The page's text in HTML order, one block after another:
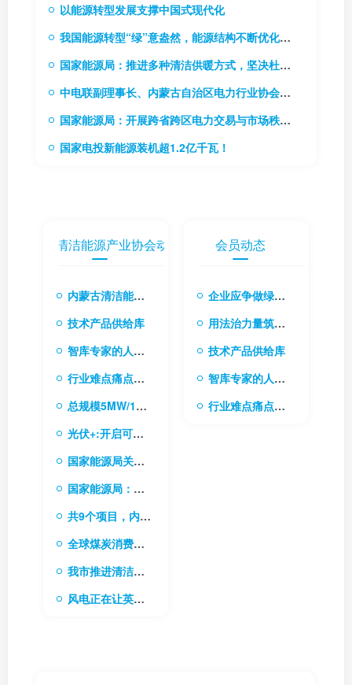
以能源转型发展支撑中国式现代化
我国能源转型“绿”意盎然，能源结构不断优化升级
国家能源局：推进多种清洁供暖方式，坚决杜绝“一刀切”
中电联副理事长、内蒙古自治区电力行业协会理事长贾振国率队到访协会
国家能源局：开展跨省跨区电力交易与市场秩序专项监管工作
国家电投新能源装机超1.2亿千瓦！
内蒙古清洁能源产业协会动态
内蒙古清洁能源产业协会会长张楠：融合国际经验与本土创新 共筑清洁能源转型新生态
技术产品供给库
智库专家的人才库
行业难点痛点的需求库
总规模5MW/10MWh 内蒙古电网首个电网侧独立储能电站成功并网
光伏+:开启可持续能源的无限可能
国家能源局关于做好新能源消纳工作 保障新能源高质量发展的通知
国家能源局：稳步有序推进“双碳”目标是今后一个时期能源高质量发展的根本任务
共9个项目，内蒙古下发2024年新型储能专项行动实施项目清单
全球煤炭消费稳中求进，电力需求成关键驱动力
我市推进清洁能源和战略资源综合开发利用基地建设
风电正在让英国加速成为“清洁能源超级大国”
会员动态
企业应争做绿色转型先行者
用法治力量筑牢绿色转型根基
技术产品供给库
智库专家的人才库
行业难点痛点的需求库